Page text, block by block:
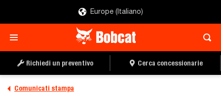
Europe (Italiano)
Richiedi un preventivo Cerca concessionarie
Comunicati stampa